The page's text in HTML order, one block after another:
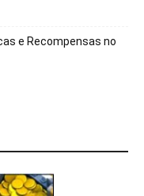
e Recompensas no